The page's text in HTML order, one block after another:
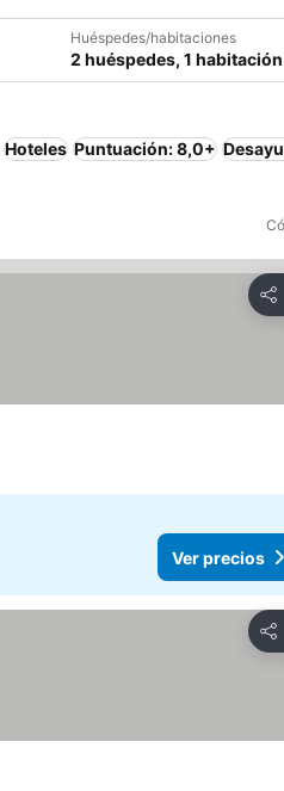
Huéspedes/habitaciones
2 huéspedes, 1 habitación
Hoteles Puntuación: 8,0+
Ver precios